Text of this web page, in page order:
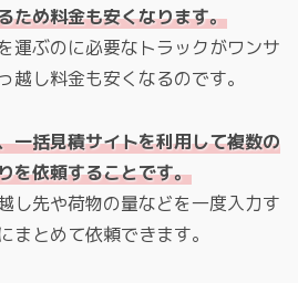
ため料金も安くなります。
運ぶのに必要なトラックがワンサ
越し料金も安くなるのです。
一括見積サイトを利用して複数の
を依頼することです。
し先や荷物の量などを一度入力す
まとめて依頼できます。